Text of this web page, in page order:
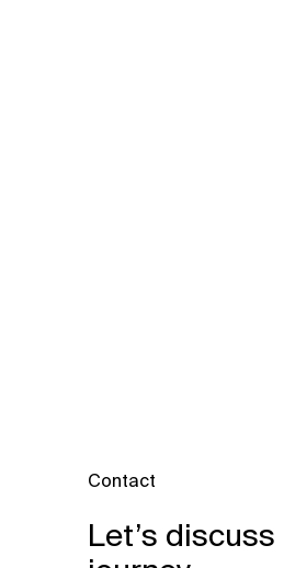
Contact
Let’s